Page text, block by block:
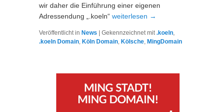
wir daher die Einführung einer eigenen
Adressendung „.koeln“ weiterlesen →
Veröffentlicht in News Gekennzeichnet mit .koeln,
.koeln Domain, Köln Domain, Kölsche, MingDomain